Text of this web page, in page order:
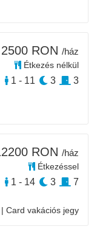
2500 RON /ház
Étkezés nélkül
1 - 11 3 3
Card vakációs jegy
RON /ház
Étkezéssel
1 - 14 3 7